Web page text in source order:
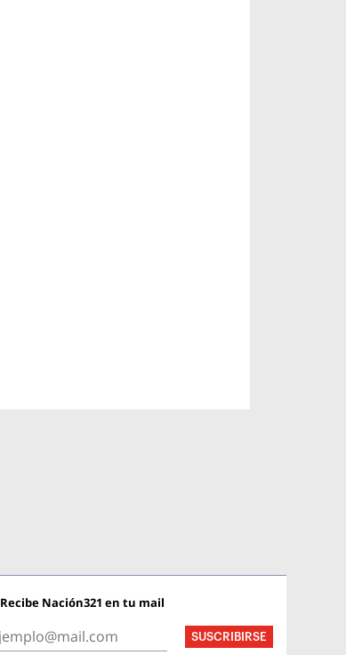
Recibe Nación321 en tu mail
SUSCRIBIRSE